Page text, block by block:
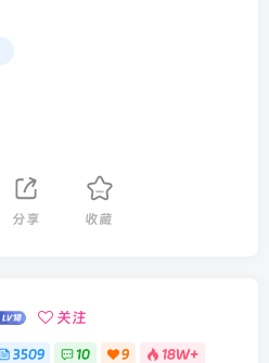
分享 收藏
关注
3509 10 9 18W+